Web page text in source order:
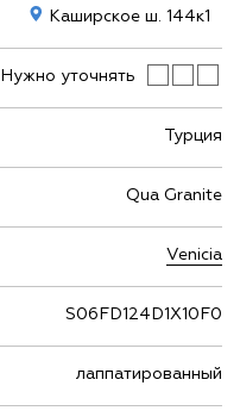
Каширское ш. 144к1
Нужно уточнять
Турция
Qua Granite
Venicia
S06FD124D1X10F0
лаппатированный